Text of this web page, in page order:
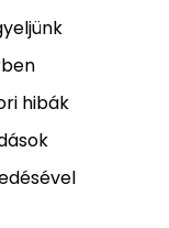
hibák